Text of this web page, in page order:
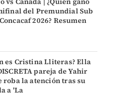
del Premundial Sub
2026? Resumen
es Cristina Lliteras? Ella
pareja de Yahir
roba la atención tras su
a 'La